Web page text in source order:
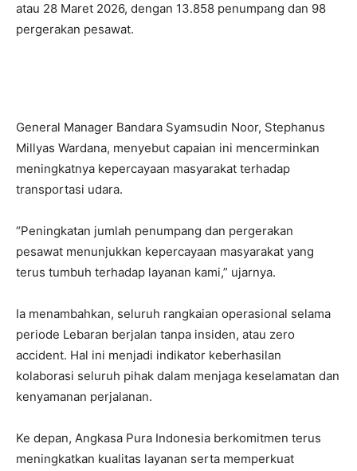
atau 28 Maret 2026, dengan 13.858 penumpang dan 98
pergerakan pesawat.
General Manager Bandara Syamsudin Noor, Stephanus
Millyas Wardana, menyebut capaian ini mencerminkan
meningkatnya kepercayaan masyarakat terhadap
transportasi udara.
“Peningkatan jumlah penumpang dan pergerakan
pesawat menunjukkan kepercayaan masyarakat yang
terus tumbuh terhadap layanan kami,” ujarnya.
Ia menambahkan, seluruh rangkaian operasional selama
periode Lebaran berjalan tanpa insiden, atau zero
accident. Hal ini menjadi indikator keberhasilan
kolaborasi seluruh pihak dalam menjaga keselamatan dan
kenyamanan perjalanan.
Ke depan, Angkasa Pura Indonesia berkomitmen terus
meningkatkan kualitas layanan serta memperkuat